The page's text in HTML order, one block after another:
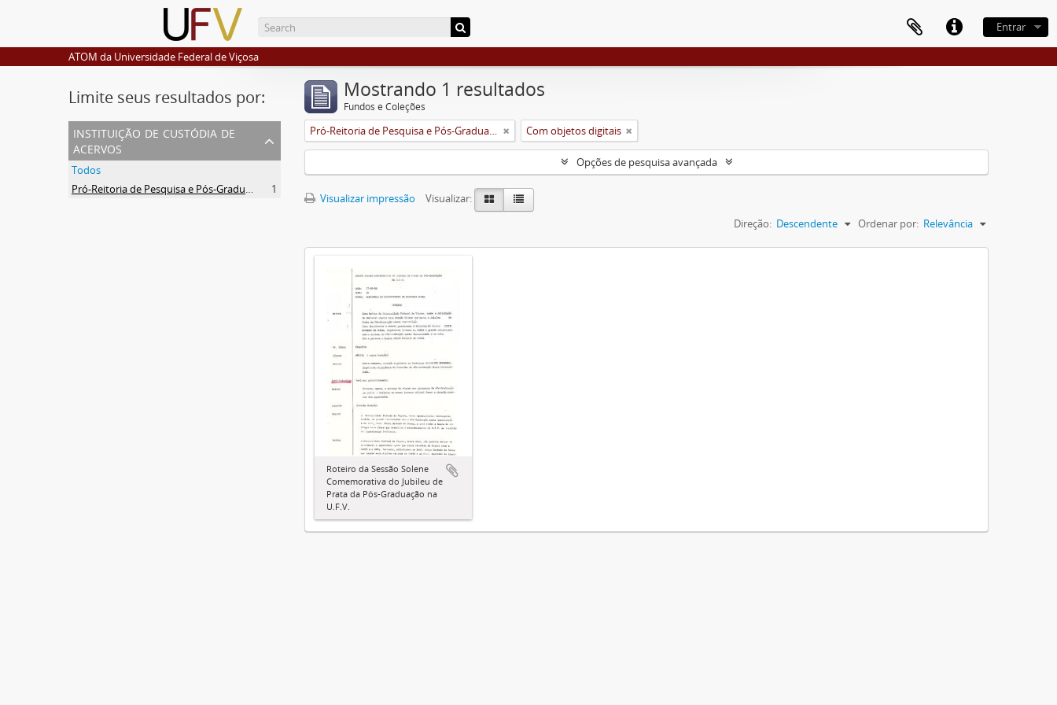
Entrar
ATOM da Universidade Federal de Viçosa
Limite seus resultados por:
instituição de custódia de
acervos
Todos
Pró-Reitoria de Pesquisa e Pós-Graduação
1
Mostrando 1 resultados
Fundos e Coleções
Pró-Reitoria de Pesquisa e Pós-Graduação Com objetos digitais
Opções de pesquisa avançada
Visualizar impressão
Visualizar:
Ordenar por: Relevância
Direção: Descendente
Roteiro da Sessão Solene
Comemorativa do Jubileu de
Prata da Pós-Graduação na
U.F.V.